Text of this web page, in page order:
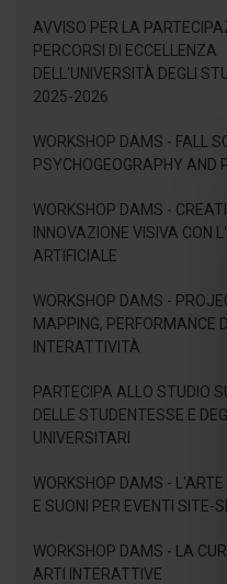
AVVISO PER LA
PERCORSI DI ECCELLENZA
DELL'UNIVERSITÀ DEGLI
2025-2026
WORKSHOP DAMS - FALL
PSYCHOGEOGRAPHY AND
WORKSHOP DAMS -
INNOVAZIONE VISIVA CON
ARTIFICIALE
WORKSHOP DAMS -
MAPPING, PERFORMANCE
INTERATTIVITÀ
PARTECIPA ALLO STUDIO
DELLE STUDENTESSE E
UNIVERSITARI
WORKSHOP DAMS - L'ARTE
E SUONI PER EVENTI SITE-
WORKSHOP DAMS - LA
ARTI INTERATTIVE